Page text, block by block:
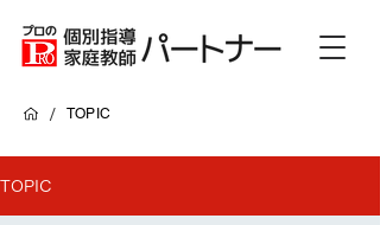
/ TOPIC
TOPIC